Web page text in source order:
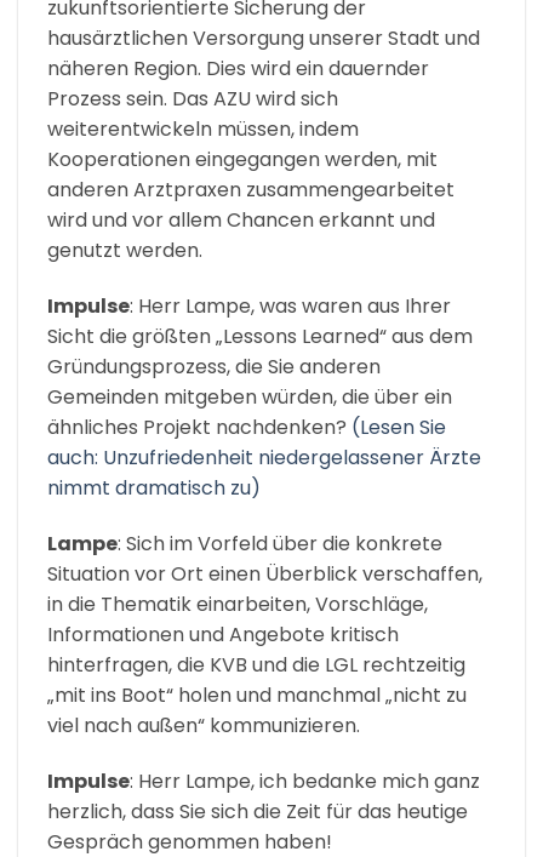
zukunftsorientierte Sicherung der
hausärztlichen Versorgung unserer Stadt und
näheren Region. Dies wird ein dauernder
Prozess sein. Das AZU wird sich
weiterentwickeln müssen, indem
Kooperationen eingegangen werden, mit
anderen Arztpraxen zusammengearbeitet
wird und vor allem Chancen erkannt und
genutzt werden.
Impulse: Herr Lampe, was waren aus Ihrer
Sicht die größten „Lessons Learned“ aus dem
Gründungsprozess, die Sie anderen
Gemeinden mitgeben würden, die über ein
ähnliches Projekt nachdenken? (Lesen Sie
auch: Unzufriedenheit niedergelassener Ärzte
nimmt dramatisch zu)
Lampe: Sich im Vorfeld über die konkrete
Situation vor Ort einen Überblick verschaffen,
in die Thematik einarbeiten, Vorschläge,
Informationen und Angebote kritisch
hinterfragen, die KVB und die LGL rechtzeitig
„mit ins Boot“ holen und manchmal „nicht zu
viel nach außen“ kommunizieren.
Impulse: Herr Lampe, ich bedanke mich ganz
herzlich, dass Sie sich die Zeit für das heutige
Gespräch genommen haben!